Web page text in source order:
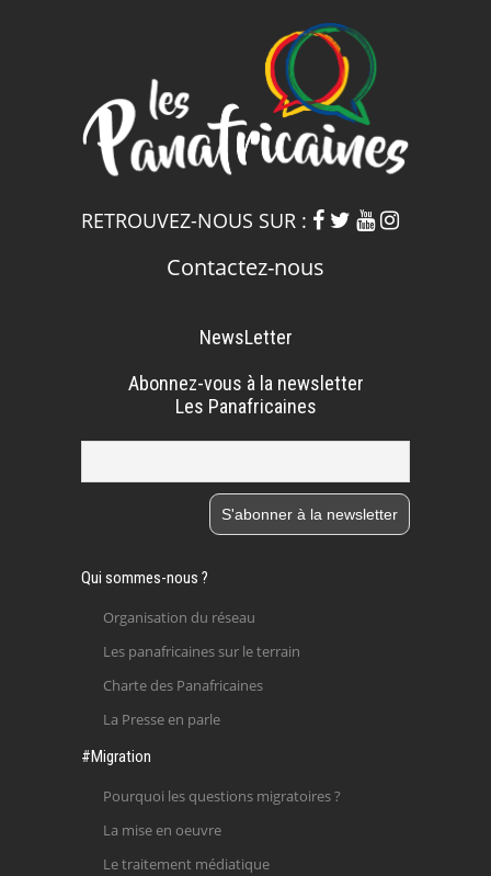
RETROUVEZ-NOUS SUR :
Contactez-nous
NewsLetter
Abonnez-vous à la newsletter
Les Panafricaines
Qui sommes-nous ?
Organisation du réseau
Les panafricaines sur le terrain
Charte des Panafricaines
La Presse en parle
#Migration
Pourquoi les questions migratoires ?
La mise en oeuvre
Le traitement médiatique